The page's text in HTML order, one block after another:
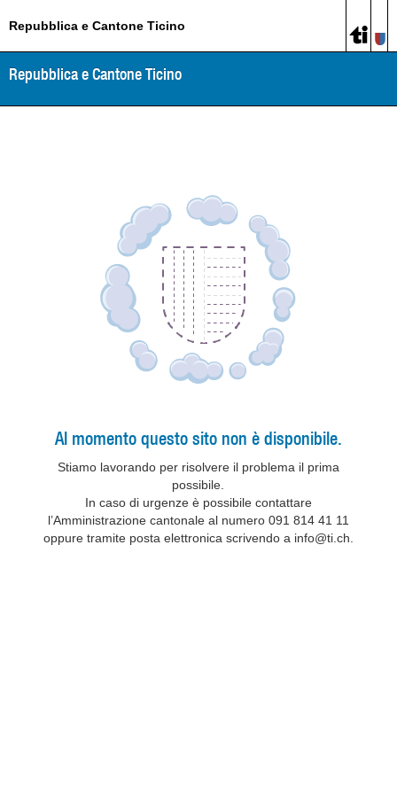
Repubblica e Cantone Ticino
Repubblica e Cantone Ticino
Al momento questo sito non è disponibile.
Stiamo lavorando per risolvere il problema il prima
possibile.
In caso di urgenze è possibile contattare
l’Amministrazione cantonale al numero 091 814 41 11
oppure tramite posta elettronica scrivendo a info@ti.ch.